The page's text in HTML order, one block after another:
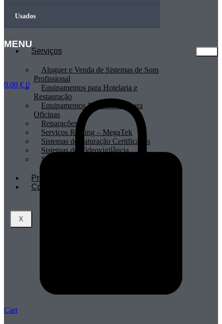
Usados
MENU
Serviços
Aluguer e Venda de Sistemas de Som
Profissional
Equipamentos para Hotelaria e
Restauração
Equipamentos Profissionais para
Oficinas
Reparações
Serviços Renting – MegaTek
Sistemas de Faturação Certificados
Sistemas de Videovigilância
Sistemas POS
Profissionais
Contactos
X
0,00 € 0
Cart